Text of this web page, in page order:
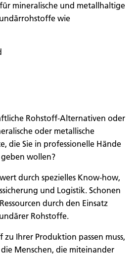
mineralische und metallhaltige
wie
Rohstoff-Alternativen oder
oder metallische
die Sie in professionelle Hände
geben wollen?
durch spezielles Know-how,
und Logistik. Schonen
durch den Einsatz
Rohstoffe.
zu Ihrer Produktion passen muss,
die Menschen, die miteinander